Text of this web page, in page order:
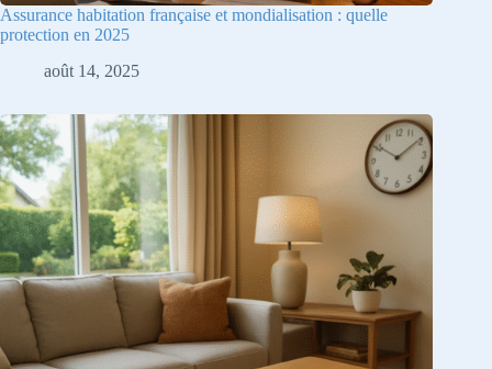
Assurance habitation française et mondialisation : quelle
protection en 2025
août 14, 2025